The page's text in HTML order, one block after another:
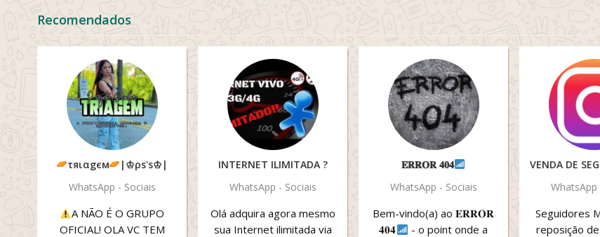
Recomendados
τяιαgєм
|♔ρs's♔|
WhatsApp - Sociais
A NÃO É O GRUPO
OFICIAL! OLA VC TEM
INTERNET ILIMITADA ?
WhatsApp - Sociais
Olá adquira agora mesmo
sua Internet ilimitada via
𝐄𝐑𝐑𝐎𝐑 𝟒𝟎𝟒
WhatsApp - Sociais
Bem-vindo(a) ao 𝐄𝐑𝐑𝐎𝐑
𝟒𝟎𝟒
- o point onde a
WhatsApp
Seguidores
reposição